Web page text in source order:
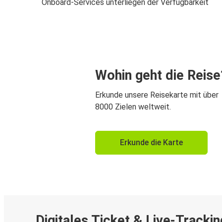
Onboard-Services unterliegen der Verfügbarkeit
Wohin geht die
Erkunde unsere Reisekarte mit über
8000 Zielen weltweit.
Erkunde die Karte